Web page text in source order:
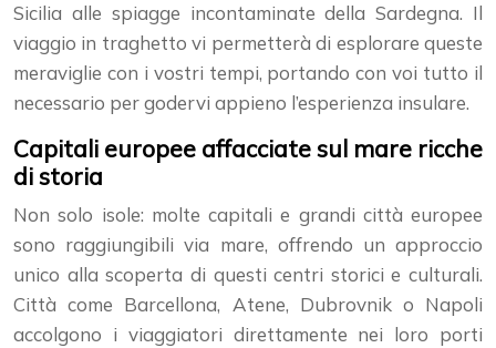
Sicilia alle spiagge incontaminate della Sardegna. Il
viaggio in traghetto vi permetterà di esplorare queste
meraviglie con i vostri tempi, portando con voi tutto il
necessario per godervi appieno l’esperienza insulare.
Capitali europee affacciate sul mare ricche
di storia
Non solo isole: molte capitali e grandi città europee
sono raggiungibili via mare, offrendo un approccio
unico alla scoperta di questi centri storici e culturali.
Città come Barcellona, Atene, Dubrovnik o Napoli
accolgono i viaggiatori direttamente nei loro porti